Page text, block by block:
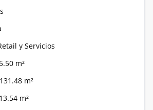
y Servicios
m²
m²
m²